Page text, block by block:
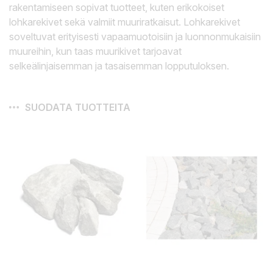
rakentamiseen sopivat tuotteet, kuten erikokoiset
lohkarekivet sekä valmiit muuriratkaisut. Lohkarekivet
soveltuvat erityisesti vapaamuotoisiin ja luonnonmukaisiin
muureihin, kun taas muurikivet tarjoavat
selkeälinjaisemman ja tasaisemman lopputuloksen.
SUODATA TUOTTEITA